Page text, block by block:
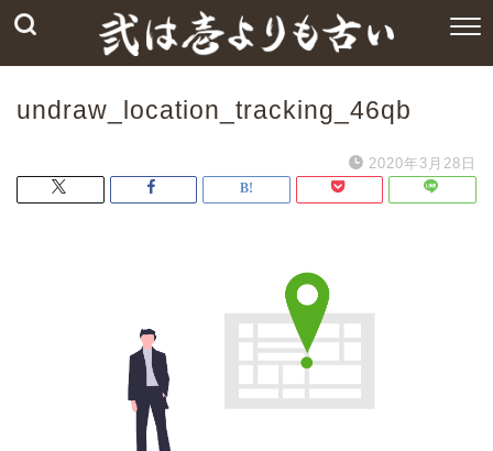
undraw_location_tracking_46qb
2020年3月28日